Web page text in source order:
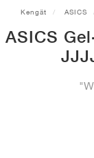
Kengät ASICS
ASICS